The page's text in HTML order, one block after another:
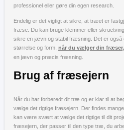
professionel eller gøre din egen research.
Endelig er det vigtigt at sikre, at træet er
fræse. Du kan bruge klemmer eller
sikre en jævn og stabil fræsning. Det er også
størrelse og form, når du vælger din fræser,
en jævn og præcis fræsning.
Brug af fræsejern
Når du har forberedt dit træ og er klar til at
vælge det rigtige fræsejern. Der findes
kan være svært at vælge det rigtige til dit
fræsejern, der passer til den type træ, du